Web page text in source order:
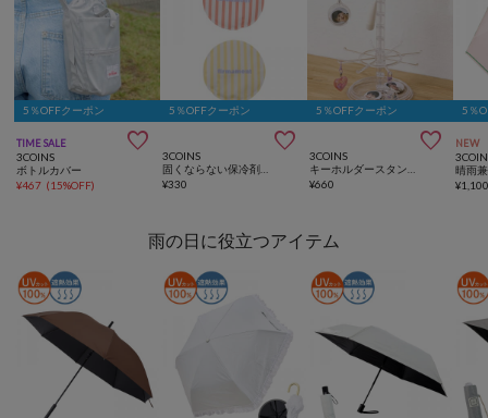
5％OFFクーポン
TIME SALE 
3COINS
ボトルカバー
¥467 (15%OFF)
5％OFFクーポン

3COINS
¥330
5％OFFクーポン

3COINS
¥660
5％
NEW
¥
雨の日に役立つアイテム